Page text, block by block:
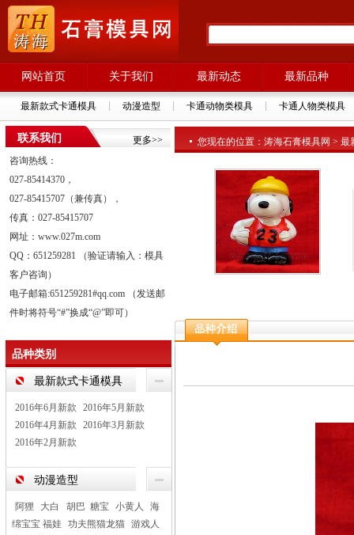
网站首页 关于我们 最新动态 最新品种
最新款式卡通模具 动漫造型 卡通动物类模具 卡通人物类模具
更多>>
联系我们
咨询热线：
027-85414370，
027-85415707（兼传真），
传真：027-85415707
网址：www.027m.com
QQ：651259281 （验证请输入：模具
客户咨询）
电子邮箱:651259281#qq.com （发送邮
件时将符号“#”换成“@”即可）
品种类别
最新款式卡通模具
2016年6月新款
2016年5月新款
2016年4月新款
2016年3月新款
2016年2月新款
动漫造型
阿狸 大白 胡巴 糖宝 小黄人
海
绵宝宝 福娃 功夫熊猫龙猫 游戏人
您现在的位置：涛海石膏模具网 > 最